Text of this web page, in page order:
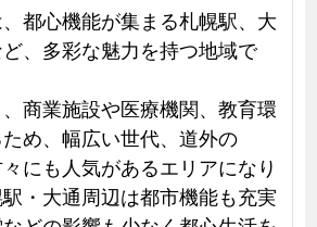
都心機能が集まる札幌駅、大
、多彩な魅力を持つ地域で
商業施設や医療機関、教育環
め、幅広い世代、道外の
にも人気があるエリアになり
・大通周辺は都市機能も充実